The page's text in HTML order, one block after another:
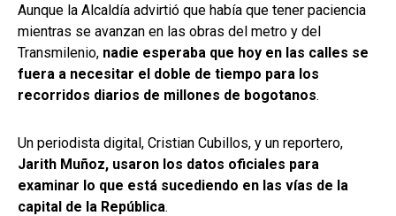
Aunque la Alcaldía advirtió que había que tener paciencia
mientras se avanzan en las obras del metro y del
Transmilenio, nadie esperaba que hoy en las calles se
fuera a necesitar el doble de tiempo para los
recorridos diarios de millones de bogotanos.
Un periodista digital, Cristian Cubillos, y un reportero,
Jarith Muñoz, usaron los datos oficiales para
examinar lo que está sucediendo en las vías de la
capital de la República.